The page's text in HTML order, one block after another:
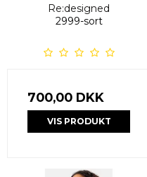
Re:designed
2999-sort
700,00 DKK
VIS PRODUKT